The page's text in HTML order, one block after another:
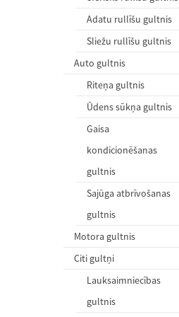
Adatu rullīšu gultnis
Sliežu rullīšu gultnis
Auto gultnis
Riteņa gultnis
Ūdens sūkņa gultnis
Gaisa
kondicionēšanas
gultnis
Sajūga atbrīvošanas
gultnis
Motora gultnis
Citi gultņi
Lauksaimniecības
gultnis